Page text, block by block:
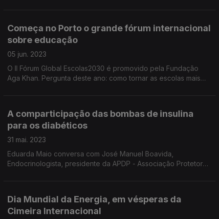
Começa no Porto o grande fórum internacional
sobre educação
05 jun. 2023
O II Fórum Global Escolas2030 é promovido pela Fundação
Aga Khan. Pergunta deste ano: como tornar as escolas mais
A comparticipação das bombas de insulina
para os diabéticos
31 mai. 2023
Eduarda Maio conversa com José Manuel Boavida,
Endocrinologista, presidente da APDP - Associação Protetora
Dia Mundial da Energia, em vésperas da
Cimeira Internacional